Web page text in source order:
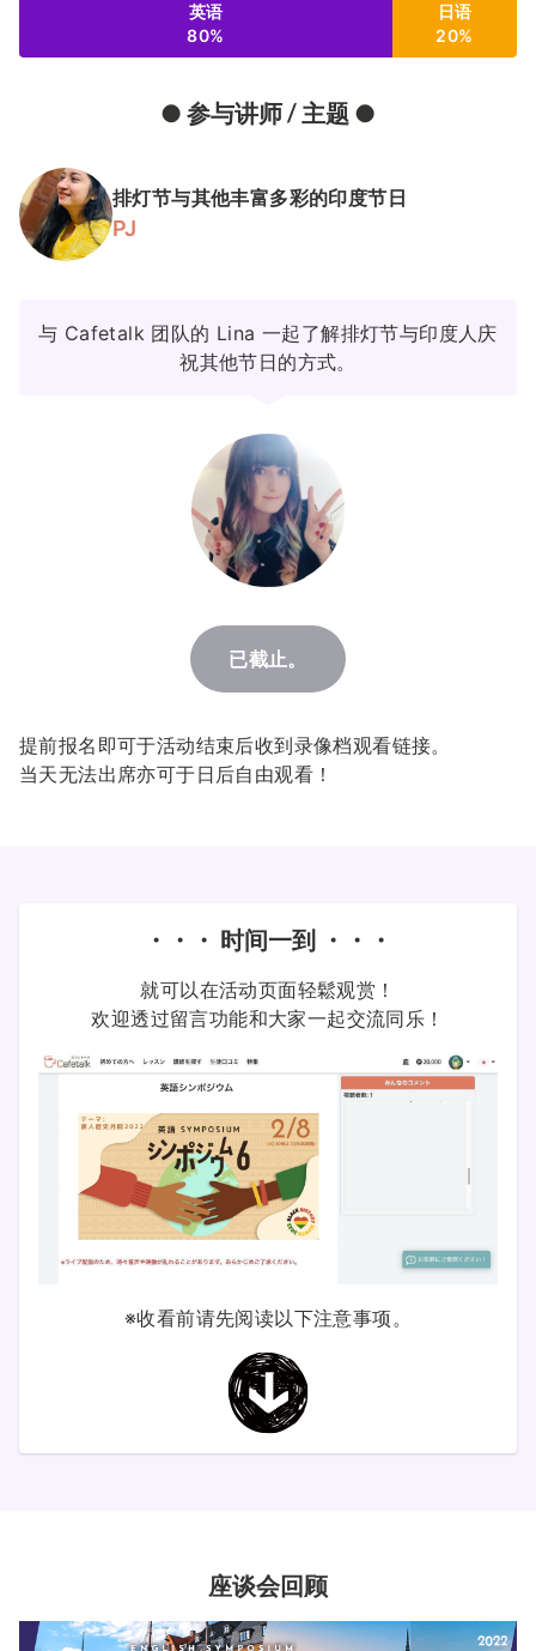
英语
80%
日语
20%
● 参与讲师 / 主题 ●
排灯节与其他丰富多彩的印度节日
PJ
与 Cafetalk 团队的 Lina 一起了解排灯节与印度人庆
祝其他节日的方式。
已截止。
提前报名即可于活动结束后收到录像档观看链接。
当天无法出席亦可于日后自由观看！
・・・ 时间一到 ・・・
就可以在活动页面轻鬆观赏！
欢迎透过留言功能和大家一起交流同乐！
※收看前请先阅读以下注意事项。
座谈会回顾